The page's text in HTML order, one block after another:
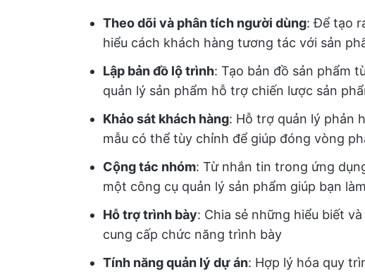
Theo dõi và phân tích người dùng: Để tạo
hiểu cách khách hàng tương tác với sản
Lập bản đồ lộ trình: Tạo bản đồ sản phẩm
quản lý sản phẩm hỗ trợ chiến lược sản
Khảo sát khách hàng: Hỗ trợ quản lý phản
mẫu có thể tùy chỉnh để giúp đóng vòng
Cộng tác nhóm: Từ nhắn tin trong ứng
một công cụ quản lý sản phẩm giúp bạn
Hỗ trợ trình bày: Chia sẻ những hiểu biết
cung cấp chức năng trình bày
Tính năng quản lý dự án: Hợp lý hóa quy